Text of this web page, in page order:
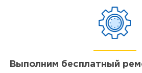
Выполним бесплатный